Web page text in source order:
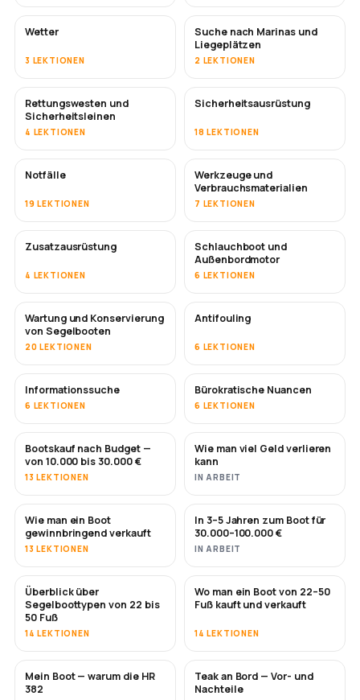
Wetter
3 LEKTIONEN
Suche nach Marinas und
Liegeplätzen
2 LEKTIONEN
Rettungswesten und
Sicherheitsleinen
4 LEKTIONEN
Sicherheitsausrüstung
18 LEKTIONEN
Notfälle
19 LEKTIONEN
Werkzeuge und
Verbrauchsmaterialien
7 LEKTIONEN
Zusatzausrüstung
4 LEKTIONEN
Schlauchboot und
Außenbordmotor
6 LEKTIONEN
Wartung und Konservierung
von Segelbooten
20 LEKTIONEN
BALD
Antifouling
6 LEKTIONEN
Informationssuche
6 LEKTIONEN
Bürokratische Nuancen
6 LEKTIONEN
BALD
Bootskauf nach Budget —
von 10.000 bis 30.000 €
13 LEKTIONEN
BALD
Wie man viel Geld verlieren
kann
IN ARBEIT
NEU
Wie man ein Boot
gewinnbringend verkauft
13 LEKTIONEN
NEU
In 3–5 Jahren zum Boot für
30.000–100.000 €
IN ARBEIT
BALD
Überblick über
Segelboottypen von 22 bis
50 Fuß
14 LEKTIONEN
BALD
Wo man ein Boot von 22–50
Fuß kauft und verkauft
14 LEKTIONEN
BALD
Mein Boot — warum die HR
382
BALD
Teak an Bord — Vor- und
Nachteile